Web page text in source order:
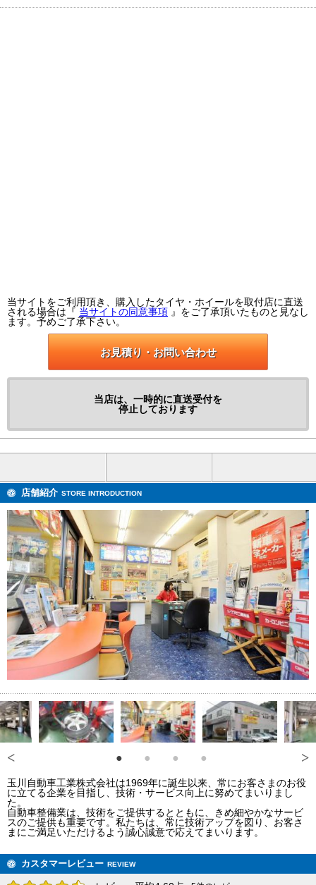
当サイトをご利用頂き、購入したタイヤ・ホイールを取付店に直送
される場合は『 当サイトの同意事項 』をご了承頂いたものと見なし
ます。予めご了承下さい。
お見積り・お問い合わせ
当店は、一時的に直送受付を
停止しております
店舗紹介 STORE INTRODUCTION
玉川自動車工業株式会社は1969年に誕生以来、常にお客さまのお役
に立てる企業を目指し、技術・サービス向上に努めてまいりまし
た。
自動車整備業は、技術をご提供するとともに、きめ細やかなサービ
スのご提供も重要です。私たちは、常に技術アップを図り、お客さ
まにご満足いただけるよう誠心誠意で応えてまいります。
カスタマーレビュー REVIEW